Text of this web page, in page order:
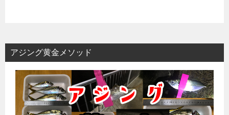
アジング黄金メソッド